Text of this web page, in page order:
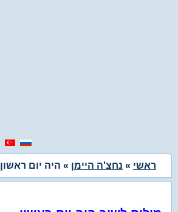
ראשי » נחצ'ה היימן » היה יום ראשון